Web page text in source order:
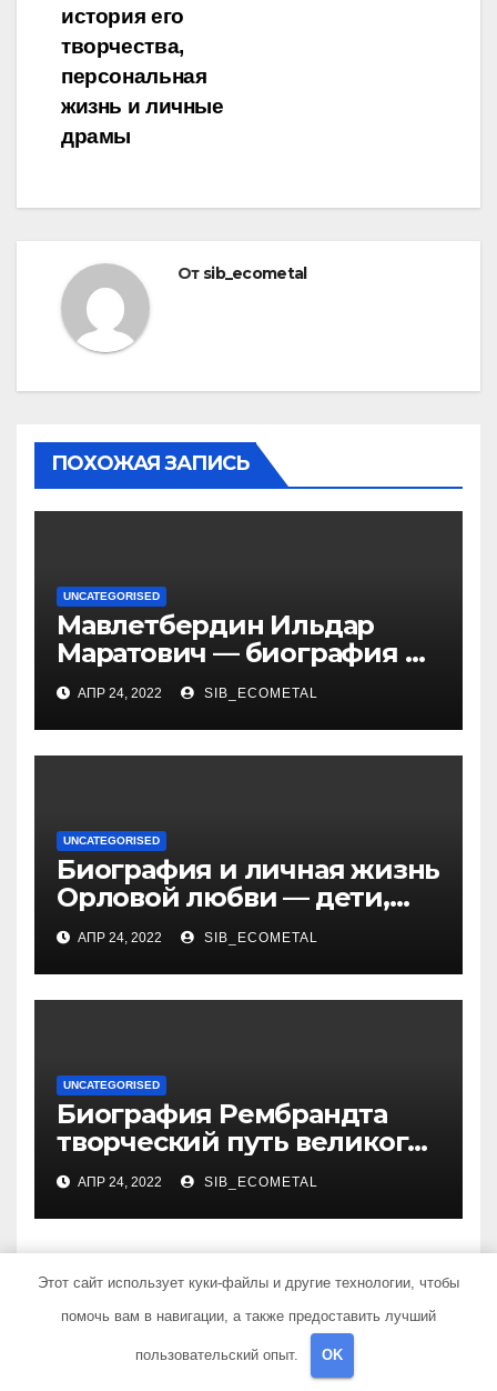
история его
творчества,
персональная
жизнь и личные
драмы
От sib_ecometal
ПОХОЖАЯ ЗАПИСЬ
UNCATEGORISED
Мавлетбердин Ильдар
Маратович — биография и
достижения талантливого
российского политика и
бизнесмена
АПР 24, 2022 SIB_ECOMETAL
UNCATEGORISED
Биография и личная жизнь
Орловой любви — дети,
достижения, семейные
радости
АПР 24, 2022 SIB_ECOMETAL
UNCATEGORISED
Биография Рембрандта
творческий путь великого
художника
АПР 24, 2022 SIB_ECOMETAL
Добавить комментарий
Этот сайт использует куки-файлы и другие технологии, чтобы
помочь вам в навигации, а также предоставить лучший
пользовательский опыт. OK